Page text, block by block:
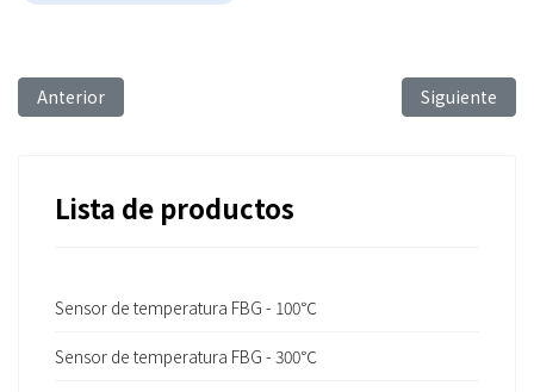
Artículo anterior: FBG Sensing Technology for Soil&road
Anterior Artículo
Siguiente
Lista de productos
Sensor de temperatura FBG - 100℃
Sensor de temperatura FBG - 300℃